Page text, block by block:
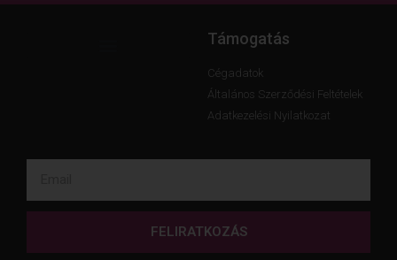
Támogatás
Cégadatok
Általános Szerződési Feltételek
Adatkezelési Nyilatkozat
FELIRATKOZÁS